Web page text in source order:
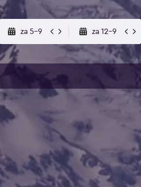
za 5-9 za 12-9